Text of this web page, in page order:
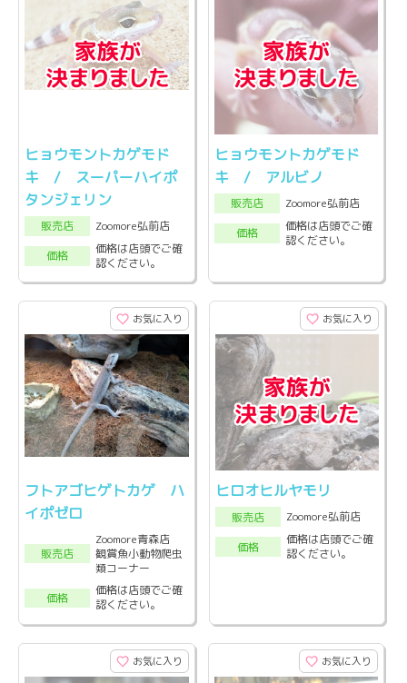
ヒョウモントカゲモド
キ / スーパーハイポ
タンジェリン
販売店
Zoomore弘前店
価格
価格は店頭でご確
認ください。
ヒョウモントカゲモド
キ / アルビノ
販売店
Zoomore弘前店
価格
価格は店頭でご確
認ください。
お気に入り
フトアゴヒゲトカゲ ハ
イポゼロ
販売店
Zoomore青森店
観賞魚小動物爬虫
類コーナー
価格
価格は店頭でご確
認ください。
お気に入り
ヒロオヒルヤモリ
販売店
Zoomore弘前店
価格
価格は店頭でご確
認ください。
お気に入り お気に入り